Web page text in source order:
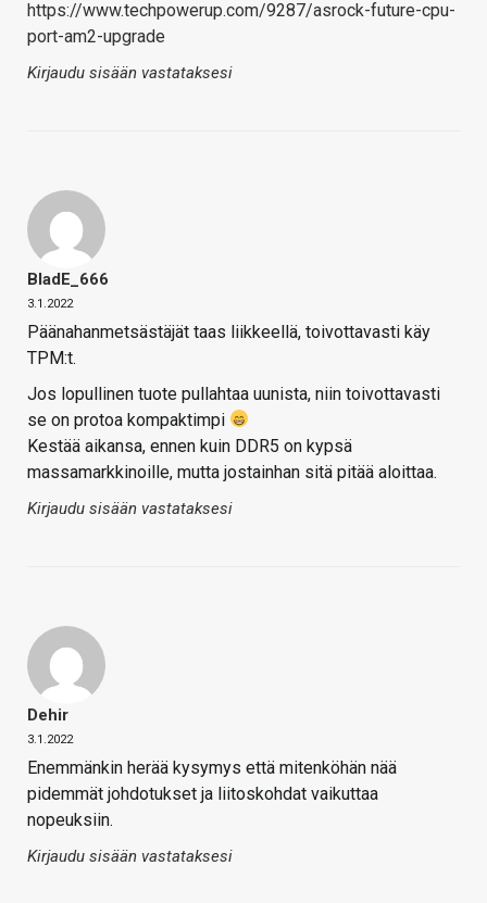
https://www.techpowerup.com/9287/asrock-future-cpu-
port-am2-upgrade
Kirjaudu sisään vastataksesi
BladE_666
3.1.2022
Päänahanmetsästäjät taas liikkeellä, toivottavasti käy
TPM:t.
Jos lopullinen tuote pullahtaa uunista, niin toivottavasti
se on protoa kompaktimpi
Kestää aikansa, ennen kuin DDR5 on kypsä
massamarkkinoille, mutta jostainhan sitä pitää aloittaa.
Kirjaudu sisään vastataksesi
Dehir
3.1.2022
Enemmänkin herää kysymys että mitenköhän nää
pidemmät johdotukset ja liitoskohdat vaikuttaa
nopeuksiin.
Kirjaudu sisään vastataksesi